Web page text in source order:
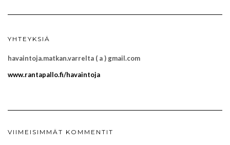
YHTEYKSIÄ
havaintoja.matkan.varrelta ( a ) gmail.com
www.rantapallo.fi/havaintoja
VIIMEISIMMÄT KOMMENTIT